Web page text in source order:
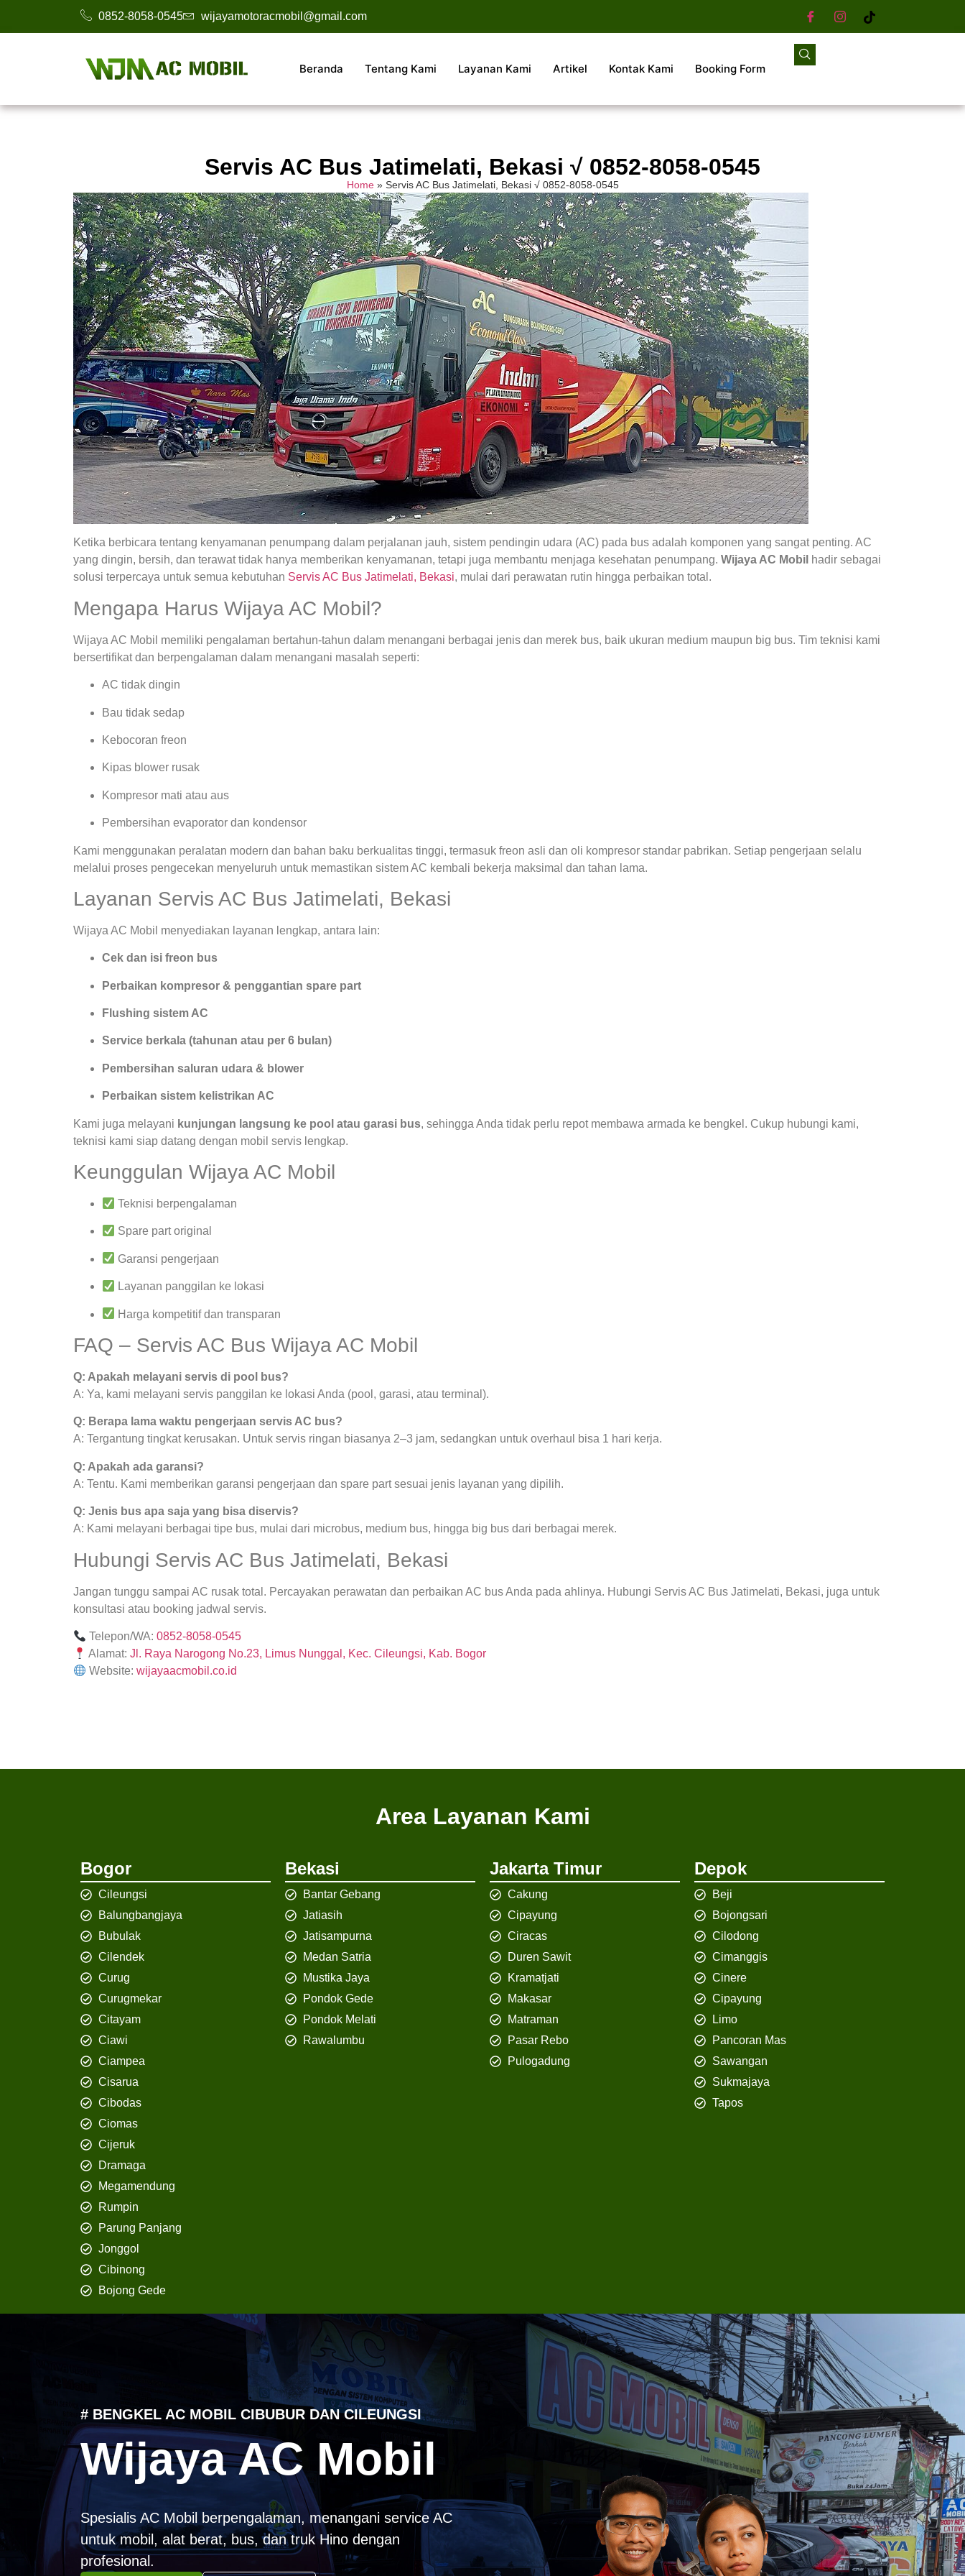
0852-8058-0545 wijayamotoracmobil@gmail.com
Beranda Tentang Kami Layanan Kami Artikel Kontak Kami Booking Form
Servis AC Bus Jatimelati, Bekasi √ 0852-8058-0545
Home» Servis AC Bus Jatimelati, Bekasi √ 0852-8058-0545
Ketika berbicara tentang kenyamanan penumpang dalam perjalanan jauh, sistem pendingin udara (AC) pada bus adalah komponen yang sangat penting. AC
yang dingin, bersih, dan terawat tidak hanya memberikan kenyamanan, tetapi juga membantu menjaga kesehatan penumpang. Wijaya AC Mobil hadir sebagai
solusi terpercaya untuk semua kebutuhan Servis AC Bus Jatimelati, Bekasi, mulai dari perawatan rutin hingga perbaikan total.
Mengapa Harus Wijaya AC Mobil?
Wijaya AC Mobil memiliki pengalaman bertahun-tahun dalam menangani berbagai jenis dan merek bus, baik ukuran medium maupun big bus. Tim teknisi kami
bersertifikat dan berpengalaman dalam menangani masalah seperti:
AC tidak dingin
Bau tidak sedap
Kebocoran freon
Kipas blower rusak
Kompresor mati atau aus
Pembersihan evaporator dan kondensor
Kami menggunakan peralatan modern dan bahan baku berkualitas tinggi, termasuk freon asli dan oli kompresor standar pabrikan. Setiap pengerjaan selalu
melalui proses pengecekan menyeluruh untuk memastikan sistem AC kembali bekerja maksimal dan tahan lama.
Layanan Servis AC Bus Jatimelati, Bekasi
Wijaya AC Mobil menyediakan layanan lengkap, antara lain:
Cek dan isi freon bus
Perbaikan kompresor & penggantian spare part
Flushing sistem AC
Service berkala (tahunan atau per 6 bulan)
Pembersihan saluran udara & blower
Perbaikan sistem kelistrikan AC
Kami juga melayani kunjungan langsung ke pool atau garasi bus, sehingga Anda tidak perlu repot membawa armada ke bengkel. Cukup hubungi kami,
teknisi kami siap datang dengan mobil servis lengkap.
Keunggulan Wijaya AC Mobil
Teknisi berpengalaman
Spare part original
Garansi pengerjaan
Layanan panggilan ke lokasi
Harga kompetitif dan transparan
FAQ – Servis AC Bus Wijaya AC Mobil
Q: Apakah melayani servis di pool bus?
A: Ya, kami melayani servis panggilan ke lokasi Anda (pool, garasi, atau terminal).
Q: Berapa lama waktu pengerjaan servis AC bus?
A: Tergantung tingkat kerusakan. Untuk servis ringan biasanya 2–3 jam, sedangkan untuk overhaul bisa 1 hari kerja.
Q: Apakah ada garansi?
A: Tentu. Kami memberikan garansi pengerjaan dan spare part sesuai jenis layanan yang dipilih.
Q: Jenis bus apa saja yang bisa diservis?
A: Kami melayani berbagai tipe bus, mulai dari microbus, medium bus, hingga big bus dari berbagai merek.
Hubungi Servis AC Bus Jatimelati, Bekasi
Jangan tunggu sampai AC rusak total. Percayakan perawatan dan perbaikan AC bus Anda pada ahlinya. Hubungi Servis AC Bus Jatimelati, Bekasi, juga untuk
konsultasi atau booking jadwal servis.
Telepon/WA:0852-8058-0545
Alamat:Jl. Raya Narogong No.23, Limus Nunggal, Kec. Cileungsi, Kab. Bogor
Website:wijayaacmobil.co.id
Area Layanan Kami
Bogor
Cileungsi
Balungbangjaya
Bubulak
Cilendek
Curug
Curugmekar
Citayam
Ciawi
Ciampea
Cisarua
Cibodas
Ciomas
Cijeruk
Dramaga
Megamendung
Rumpin
Parung Panjang
Jonggol
Cibinong
Bojong Gede
Bekasi
Bantar Gebang
Jatiasih
Jatisampurna
Medan Satria
Mustika Jaya
Pondok Gede
Pondok Melati
Rawalumbu
Jakarta Timur
Cakung
Cipayung
Ciracas
Duren Sawit
Kramatjati
Makasar
Matraman
Pasar Rebo
Pulogadung
Depok
Beji
Bojongsari
Cilodong
Cimanggis
Cinere
Cipayung
Limo
Pancoran Mas
Sawangan
Sukmajaya
Tapos
# BENGKEL AC MOBIL CIBUBUR DAN CILEUNGSI
Wijaya AC Mobil
Spesialis AC Mobil berpengalaman, menangani service AC
untuk mobil, alat berat, bus, dan truk Hino dengan
profesional.